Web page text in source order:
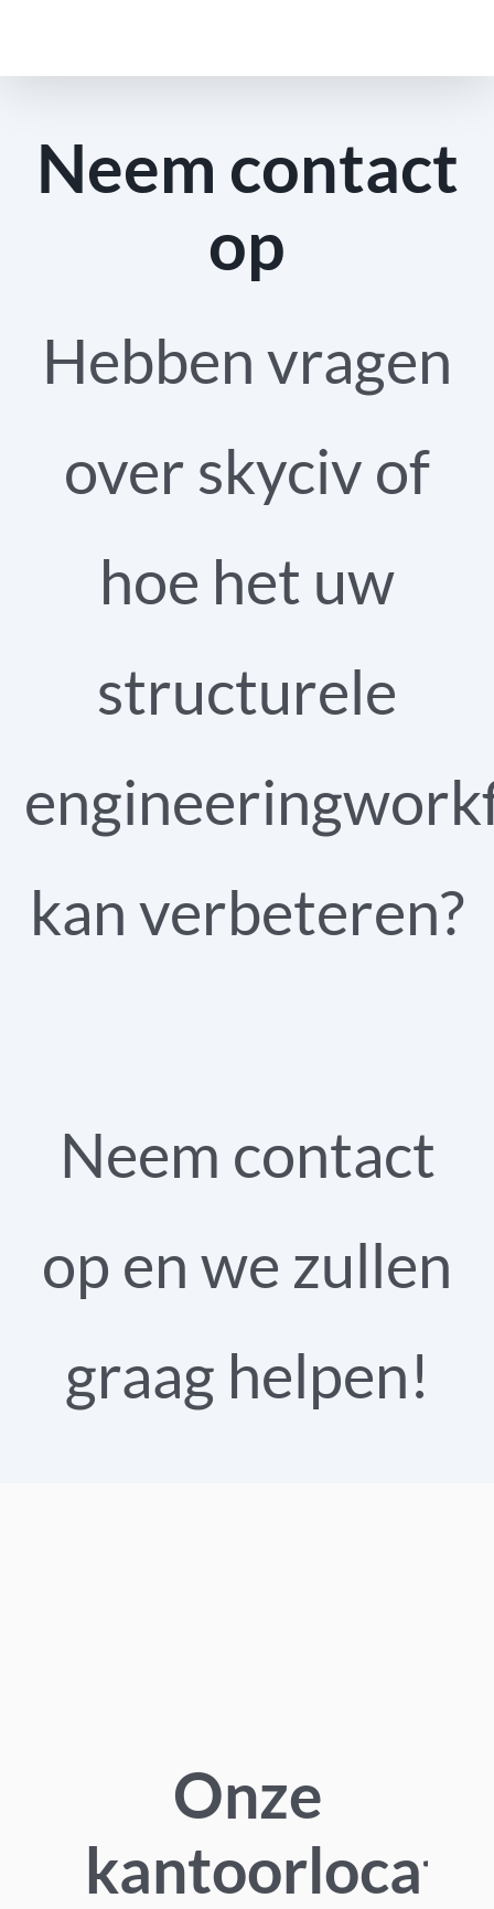
artikel
Neem contact
op
Hebben vragen
over skyciv of
hoe het uw
structurele
kan verbeteren?
Neem contact
op en we zullen
graag helpen!
Onze